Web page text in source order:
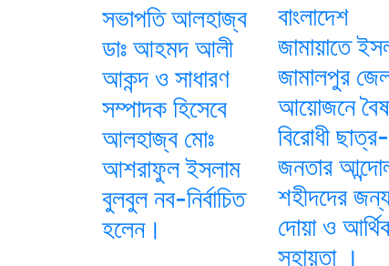
সভাপতি আলহাজ্ব
ডাঃ আহমদ আলী
আকন্দ ও সাধারণ
সম্পাদক হিসেবে
আলহাজ্ব মোঃ
আশরাফুল ইসলাম
বুলবুল নব-নির্বাচিত
হলেন।
বাংলাদেশ
জামায়াতে
জামালপুর
আয়োজনে
বিরোধী ছাত্র-
জনতার
শহীদদের
দোয়া ও
সহায়তা ।